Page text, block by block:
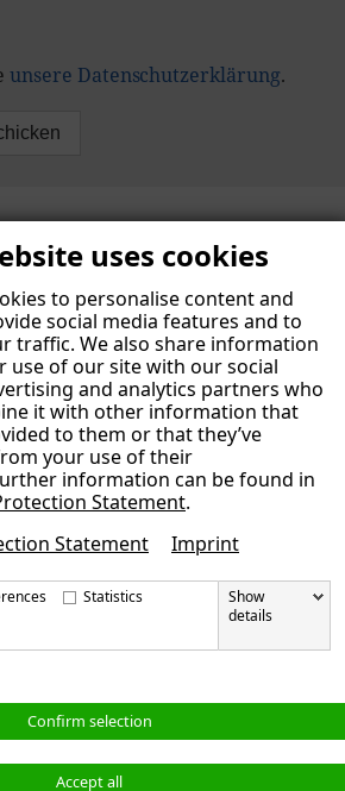
uses cookies
to personalise content and
social media features and to
traffic. We also share information
use of our site with our social
and analytics partners who
it with other information that
to them or that they’ve
your use of their
information can be found in
Statement.
Statement
Imprint
Statistics
Show
details
Confirm selection
Accept all
unsere Datenschutzerklärung.
bei LinkedIn